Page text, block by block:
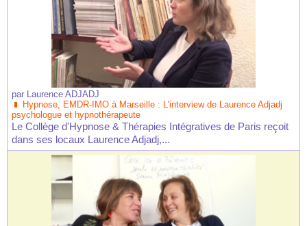
par Laurence ADJADJ
Hypnose, EMDR-IMO à Marseille : L'interview de Laurence Adjadj
psychologue et hypnothérapeute
Le Collège d'Hypnose & Thérapies Intégratives de Paris reçoit
dans ses locaux Laurence Adjadj,...